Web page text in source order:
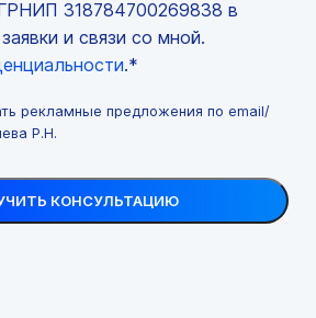
318784700269838 в
и связи со мной.
.*
рекламные предложения по email/
Р.Н.